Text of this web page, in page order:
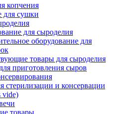
копчения
для сушки
для сыроделия
оборудование для
товары для сыроделия
приготовления сыров
стерилизации и консервации
товары